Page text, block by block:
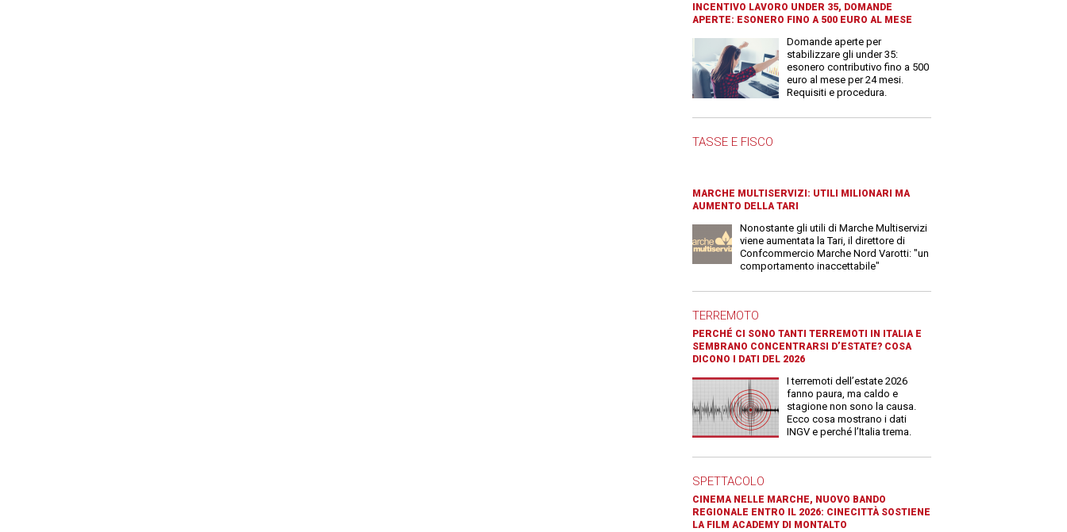
INCENTIVO LAVORO UNDER 35, DOMANDE
APERTE: ESONERO FINO A 500 EURO AL MESE
Domande aperte per
stabilizzare gli under 35:
esonero contributivo fino a 500
euro al mese per 24 mesi.
Requisiti e procedura.
TASSE E FISCO
MARCHE MULTISERVIZI: UTILI MILIONARI MA
AUMENTO DELLA TARI
Nonostante gli utili di Marche Multiservizi
viene aumentata la Tari, il direttore di
Confcommercio Marche Nord Varotti: "un
comportamento inaccettabile"
TERREMOTO
PERCHÉ CI SONO TANTI TERREMOTI IN ITALIA E
SEMBRANO CONCENTRARSI D’ESTATE? COSA
DICONO I DATI DEL 2026
I terremoti dell’estate 2026
fanno paura, ma caldo e
stagione non sono la causa.
Ecco cosa mostrano i dati
INGV e perché l’Italia trema.
SPETTACOLO
CINEMA NELLE MARCHE, NUOVO BANDO
REGIONALE ENTRO IL 2026: CINECITTÀ SOSTIENE
LA FILM ACADEMY DI MONTALTO